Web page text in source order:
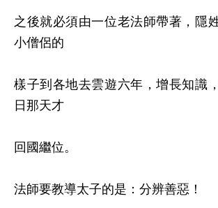
之後就必須由一位老法師帶著，隱
小僧侶的
樣子到各地去雲遊六年，增長知識
日那天才
回國繼位。
法師要教導太子的是：分辨善惡！